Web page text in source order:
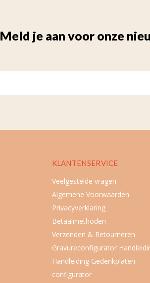
Meld je aan voor onze
KLANTENSERVICE
Veelgestelde vragen
Algemene Voorwaarden
Privacyverklaring
Betaalmethoden
Verzenden & Retourneren
Gravureconfigurator
Handleiding Gedenkplaten
configurator